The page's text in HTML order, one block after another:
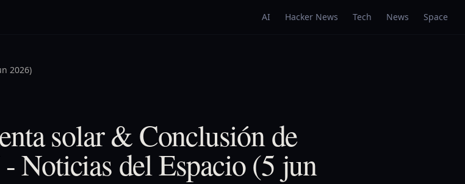
AI Hacker News Tech News Space
2026)
solar & Conclusión de
Noticias del Espacio (5 jun